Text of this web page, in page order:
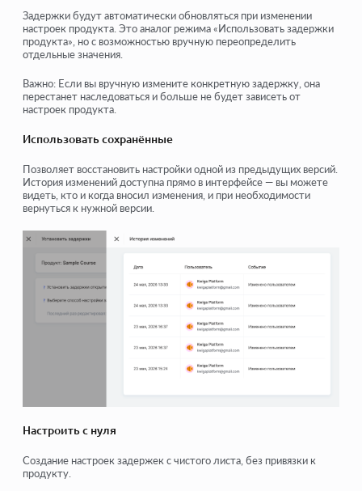
Задержки будут автоматически обновляться при изменении
настроек продукта. Это аналог режима «Использовать задержки
продукта», но с возможностью вручную переопределить
отдельные значения.
Важно: Если вы вручную измените конкретную задержку, она
перестанет наследоваться и больше не будет зависеть от
настроек продукта.
Использовать сохранённые
Позволяет восстановить настройки одной из предыдущих версий.
История изменений доступна прямо в интерфейсе — вы можете
видеть, кто и когда вносил изменения, и при необходимости
вернуться к нужной версии.
Настроить с нуля
Создание настроек задержек с чистого листа, без привязки к
продукту.